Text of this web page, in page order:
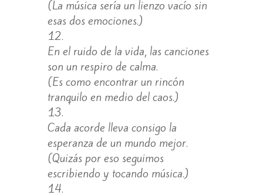
(La música sería un lienzo vacío sin
esas dos emociones.)
En el ruido de la vida, las canciones
son un respiro de calma.
(Es como encontrar un rincón
tranquilo en medio del caos.)
Cada acorde lleva consigo la
esperanza de un mundo mejor.
(Quizás por eso seguimos
escribiendo y tocando música.)